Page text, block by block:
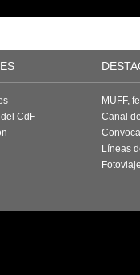
CdF
MUFF,
Canal
Líneas